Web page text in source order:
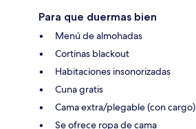
Para que duermas bien
Menú de almohadas
Cortinas blackout
Habitaciones insonorizadas
Cuna gratis
Cama extra/plegable (con cargo)
Se ofrece ropa de cama